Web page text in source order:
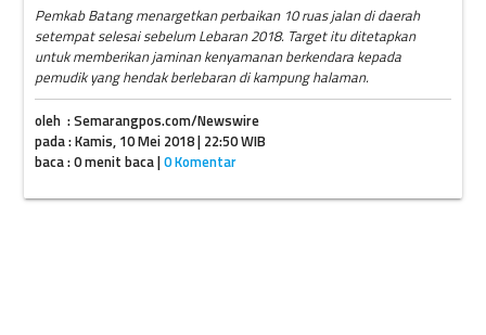
Pemkab Batang menargetkan perbaikan 10 ruas jalan di daerah
setempat selesai sebelum Lebaran 2018. Target itu ditetapkan
untuk memberikan jaminan kenyamanan berkendara kepada
pemudik yang hendak berlebaran di kampung halaman.
oleh : Semarangpos.com/Newswire
pada : Kamis, 10 Mei 2018 | 22:50 WIB
baca : 0 menit baca |0 Komentar